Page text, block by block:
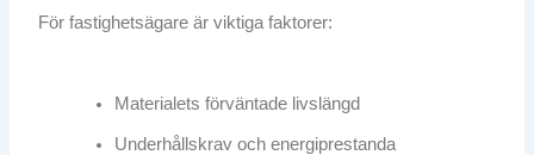
För fastighetsägare är viktiga faktorer:
Materialets förväntade livslängd
Underhållskrav och energiprestanda